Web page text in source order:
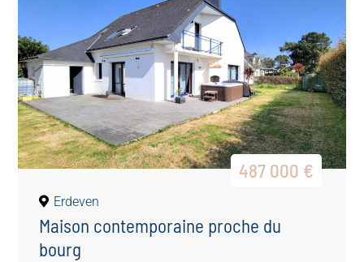
487 000 €
Erdeven
Maison contemporaine proche du
bourg